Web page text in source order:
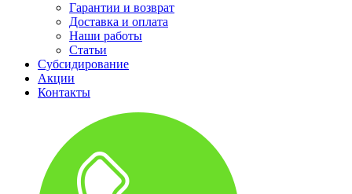
Гарантии и возврат
Доставка и оплата
Наши работы
Статьи
Субсидирование
Акции
Контакты